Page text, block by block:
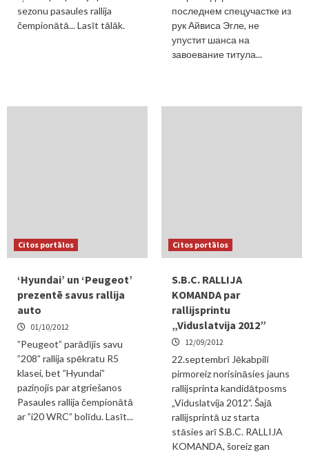
sezonu pasaules rallija
čempionātā... Lasīt tālāk.
последнем спецучастке из
рук Айвиса Эгле, не
упустит шанса на
завоевание титула...
Citos portālos
‘Hyundai’ un ‘Peugeot’
prezentē savus rallija
auto
01/10/2012
”Peugeot” parādījis savu
”208” rallija spēkratu R5
klasei, bet ”Hyundai”
paziņojis par atgriešanos
Pasaules rallija čempionātā
ar ”i20 WRC” bolīdu. Lasīt...
Citos portālos
S.B.C. RALLIJA
KOMANDA par
rallijsprintu
„Viduslatvija 2012”
12/09/2012
22.septembrī Jēkabpilī
pirmoreiz norisināsies jauns
rallijsprinta kandidātposms
„Viduslatvija 2012”. Šajā
rallijsprintā uz starta
stāsies arī S.B.C. RALLIJA
KOMANDA, šoreiz gan